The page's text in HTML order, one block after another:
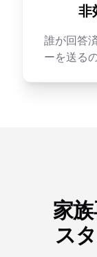
非
誰が回答
ーを送る
家
ス